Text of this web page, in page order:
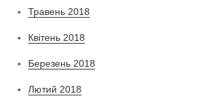
Травень 2018
Квітень 2018
Березень 2018
Лютий 2018